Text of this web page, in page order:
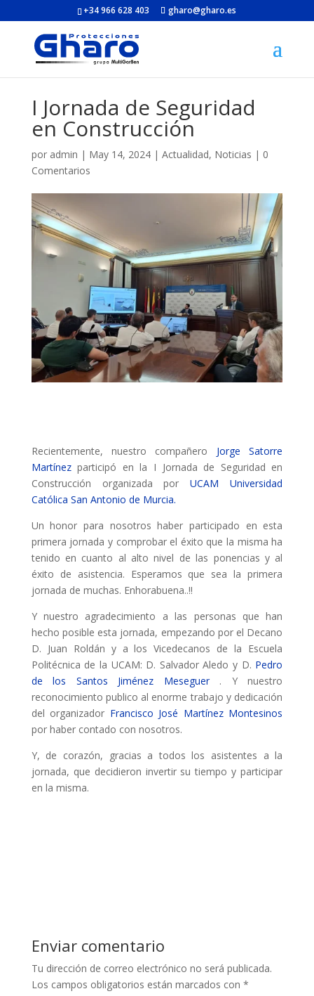
+34 966 628 403 gharo@gharo.es
I Jornada de Seguridad
en Construcción
por admin | May 14, 2024| Actualidad, Noticias | 0
Comentarios
Recientemente, nuestro compañero Jorge Satorre
Martínezparticipó en la I Jornada de Seguridad en
Construcción organizada porUCAM Universidad
Católica San Antonio de Murcia.
Un honor para nosotros haber participado en esta
primera jornada y comprobar el éxito que la misma ha
tenido en cuanto al alto nivel de las ponencias y al
éxito de asistencia. Esperamos que sea la primera
jornada de muchas. Enhorabuena..!!
Y nuestro agradecimiento a las personas que han
hecho posible esta jornada, empezando por el Decano
D. Juan Roldán y a los Vicedecanos de la Escuela
Politécnica de la UCAM: D. Salvador Aledo y D. Pedro
de los Santos Jiménez Meseguer. Y nuestro
reconocimiento publico al enorme trabajo y dedicación
del organizador Francisco José Martínez Montesinos
por haber contado con nosotros.
Y, de corazón, gracias a todos los asistentes a la
jornada, que decidieron invertir su tiempo y participar
en la misma.
Enviar comentario
Tu dirección de correo electrónico no será publicada.
Los campos obligatorios están marcados con *